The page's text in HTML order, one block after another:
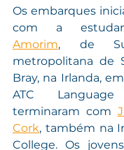
Os embarques
com a
Amorim, de
metropolitana de
Bray, na Irlanda,
ATC
terminaram com
Cork, também na
College. Os